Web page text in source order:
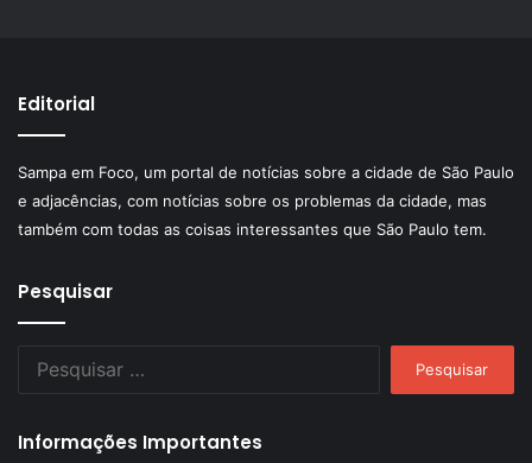
Editorial
Sampa em Foco, um portal de notícias sobre a cidade de São Paulo
e adjacências, com notícias sobre os problemas da cidade, mas
também com todas as coisas interessantes que São Paulo tem.
Pesquisar
Informações Importantes